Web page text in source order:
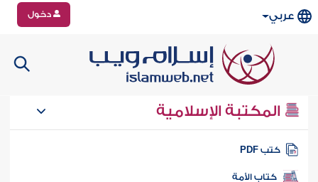
عربي دخول
المكتبة الإسلامية
كتب PDF